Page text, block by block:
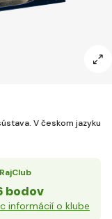
V českom jazyku
RajClub
bodov
informácií o klube